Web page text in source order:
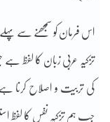
اس فرمان کو سمجھنے سے پہلے
تزکیہ عربی زبان کا لفظ
کی تربیت و اصلاح کرنا
جب ہم تزکیہ نفس کا لفظ